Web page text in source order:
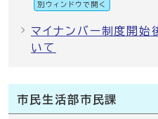
別ウィンドウで開く
マイナンバー制度開
いて
市民生活部市民課